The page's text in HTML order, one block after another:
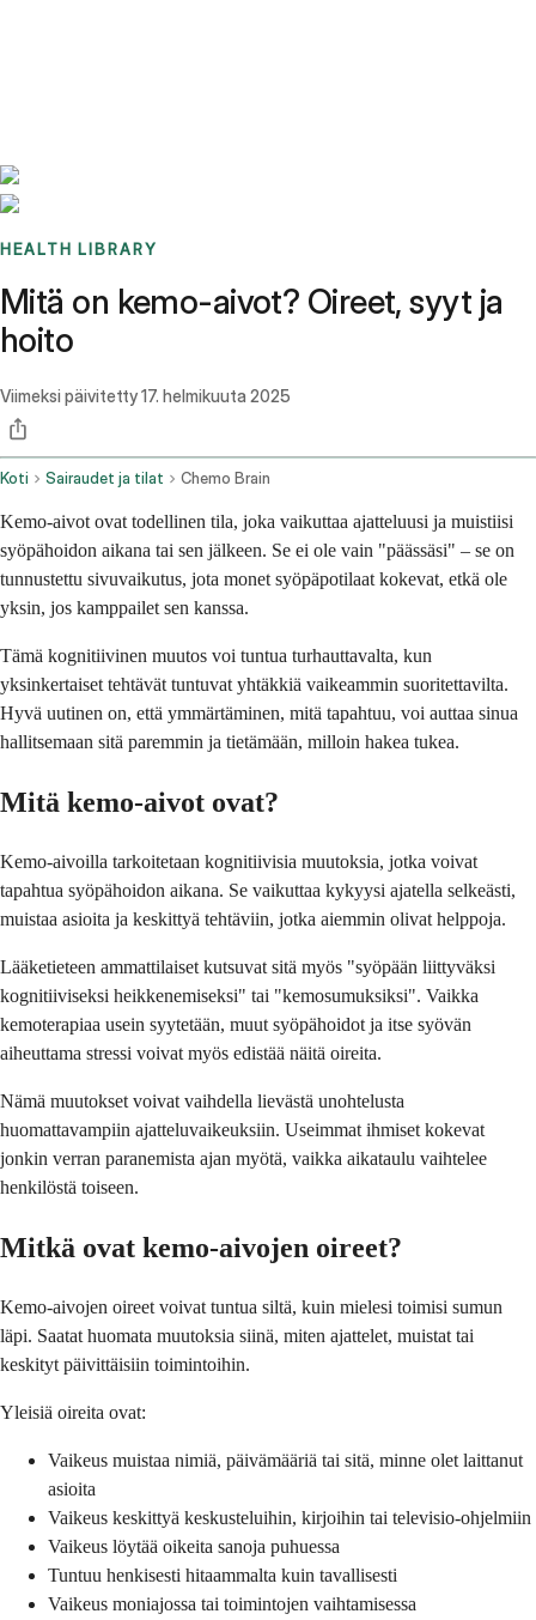
HEALTH LIBRARY
Mitä on kemo-aivot? Oireet, syyt ja
hoito
Viimeksi päivitetty17. helmikuuta 2025
Koti Sairaudet ja tilat Chemo Brain
Kemo-aivot ovat todellinen tila, joka vaikuttaa ajatteluusi ja muistiisi
syöpähoidon aikana tai sen jälkeen. Se ei ole vain "päässäsi" – se on
tunnustettu sivuvaikutus, jota monet syöpäpotilaat kokevat, etkä ole
yksin, jos kamppailet sen kanssa.
Tämä kognitiivinen muutos voi tuntua turhauttavalta, kun
yksinkertaiset tehtävät tuntuvat yhtäkkiä vaikeammin suoritettavilta.
Hyvä uutinen on, että ymmärtäminen, mitä tapahtuu, voi auttaa sinua
hallitsemaan sitä paremmin ja tietämään, milloin hakea tukea.
Mitä kemo-aivot ovat?
Kemo-aivoilla tarkoitetaan kognitiivisia muutoksia, jotka voivat
tapahtua syöpähoidon aikana. Se vaikuttaa kykyysi ajatella selkeästi,
muistaa asioita ja keskittyä tehtäviin, jotka aiemmin olivat helppoja.
Lääketieteen ammattilaiset kutsuvat sitä myös "syöpään liittyväksi
kognitiiviseksi heikkenemiseksi" tai "kemosumuksiksi". Vaikka
kemoterapiaa usein syytetään, muut syöpähoidot ja itse syövän
aiheuttama stressi voivat myös edistää näitä oireita.
Nämä muutokset voivat vaihdella lievästä unohtelusta
huomattavampiin ajatteluvaikeuksiin. Useimmat ihmiset kokevat
jonkin verran paranemista ajan myötä, vaikka aikataulu vaihtelee
henkilöstä toiseen.
Mitkä ovat kemo-aivojen oireet?
Kemo-aivojen oireet voivat tuntua siltä, kuin mielesi toimisi sumun
läpi. Saatat huomata muutoksia siinä, miten ajattelet, muistat tai
keskityt päivittäisiin toimintoihin.
Yleisiä oireita ovat:
Vaikeus muistaa nimiä, päivämääriä tai sitä, minne olet laittanut
asioita
Vaikeus keskittyä keskusteluihin, kirjoihin tai televisio-ohjelmiin
Vaikeus löytää oikeita sanoja puhuessa
Tuntuu henkisesti hitaammalta kuin tavallisesti
Vaikeus moniajossa tai toimintojen vaihtamisessa